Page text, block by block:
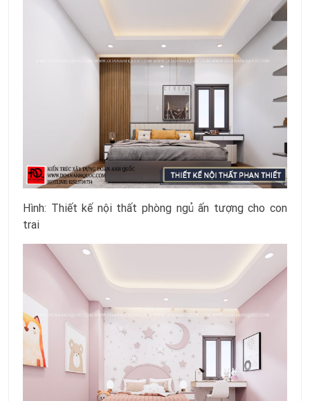
Hình: Thiết kế nội thất phòng ngủ ấn tượng cho con
trai